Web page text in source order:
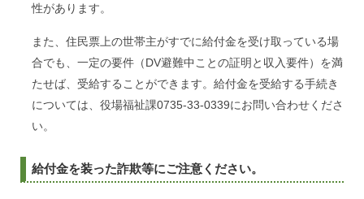
性があります。
また、住民票上の世帯主がすでに給付金を受け取っている場
合でも、一定の要件（DV避難中ことの証明と収入要件）を満
たせば、受給することができます。給付金を受給する手続き
については、役場福祉課0735-33-0339にお問い合わせくださ
い。
給付金を装った詐欺等にご注意ください。